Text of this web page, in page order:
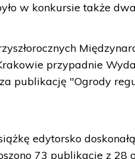
w konkursie także
przypadnie
publikację "Ogrody
edytorsko
73 publikacje z 28